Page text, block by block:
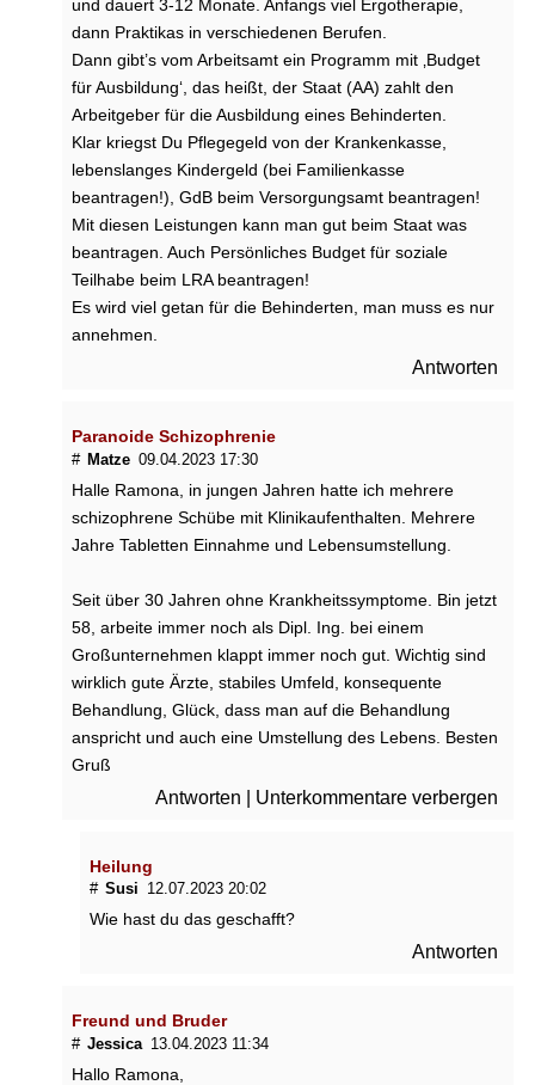
und dauert 3-12 Monate. Anfangs viel Ergotherapie,
dann Praktikas in verschiedenen Berufen.
Dann gibt’s vom Arbeitsamt ein Programm mit ‚Budget
für Ausbildung‘, das heißt, der Staat (AA) zahlt den
Arbeitgeber für die Ausbildung eines Behinderten.
Klar kriegst Du Pflegegeld von der Krankenkasse,
lebenslanges Kindergeld (bei Familienkasse
beantragen!), GdB beim Versorgungsamt beantragen!
Mit diesen Leistungen kann man gut beim Staat was
beantragen. Auch Persönliches Budget für soziale
Teilhabe beim LRA beantragen!
Es wird viel getan für die Behinderten, man muss es nur
annehmen.
Antworten
Paranoide Schizophrenie
# Matze 09.04.2023 17:30
Halle Ramona, in jungen Jahren hatte ich mehrere
schizophrene Schübe mit Klinikaufenthalten. Mehrere
Jahre Tabletten Einnahme und Lebensumstellung.
Seit über 30 Jahren ohne Krankheitssymptome. Bin jetzt
58, arbeite immer noch als Dipl. Ing. bei einem
Großunternehmen klappt immer noch gut. Wichtig sind
wirklich gute Ärzte, stabiles Umfeld, konsequente
Behandlung, Glück, dass man auf die Behandlung
anspricht und auch eine Umstellung des Lebens. Besten
Gruß
Antworten Unterkommentare verbergen
Heilung
# Susi 12.07.2023 20:02
Wie hast du das geschafft?
Antworten
Freund und Bruder
# Jessica 13.04.2023 11:34
Hallo Ramona,
Symptome
Diagnostik
Laborwerte
Therapieverfahren
Medikamente
Gesundheitsthemen